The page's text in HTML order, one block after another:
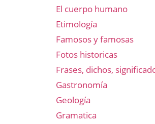
El cuerpo humano
Etimología
Famosos y famosas
Fotos historicas
Frases, dichos,
Gastronomía
Geología
Gramatica